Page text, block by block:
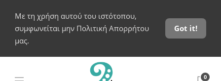
Με τη χρήση αυτού του ιστότοπου,
συμφωνείται μην Πολιτική Απορρήτου
μας.
Got it!
0